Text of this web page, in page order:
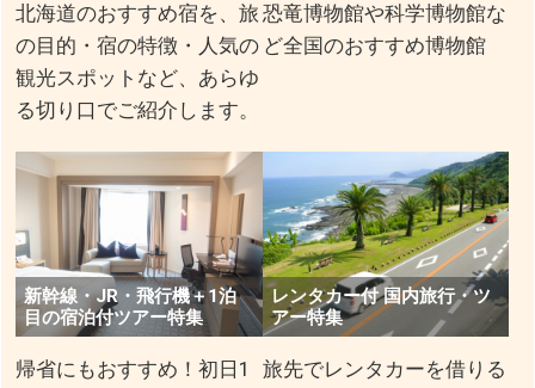
北海道のおすすめ宿を、旅
の目的・宿の特徴・人気の
観光スポットなど、あらゆ
る切り口でご紹介します。
恐竜博物館や科学博物館な
ど全国のおすすめ博物館
新幹線・JR・飛行機＋1泊
目の宿泊付ツアー特集
帰省にもおすすめ！初日1
レンタカー付 国内旅行・ツ
アー特集
旅先でレンタカーを借りる